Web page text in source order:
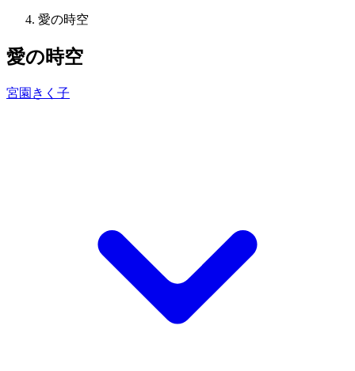
愛の時空
愛の時空
宮園きく子